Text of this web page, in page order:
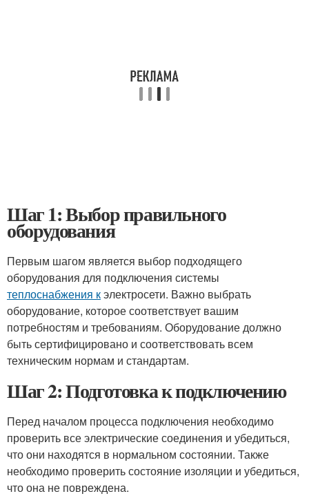
Шаг 1: Выбор правильного
оборудования
Первым шагом является выбор подходящего
оборудования для подключения системы
теплоснабжения кэлектросети. Важно выбрать
оборудование, которое соответствует вашим
потребностям и требованиям. Оборудование должно
быть сертифицировано и соответствовать всем
техническим нормам и стандартам.
Шаг 2: Подготовка к подключению
Перед началом процесса подключения необходимо
проверить все электрические соединения и убедиться,
что они находятся в нормальном состоянии. Также
необходимо проверить состояние изоляции и убедиться,
что она не повреждена.